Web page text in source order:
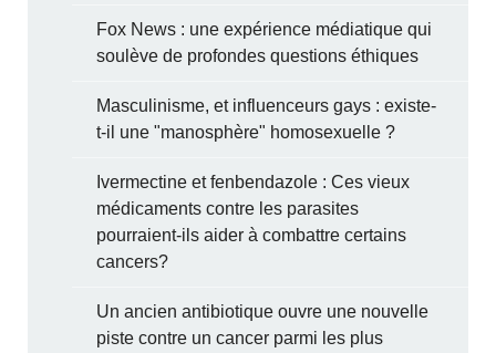
Fox News : une expérience médiatique qui
soulève de profondes questions éthiques
Masculinisme, et influenceurs gays : existe-
t-il une "manosphère" homosexuelle ?
Ivermectine et fenbendazole : Ces vieux
médicaments contre les parasites
pourraient-ils aider à combattre certains
cancers?
Un ancien antibiotique ouvre une nouvelle
piste contre un cancer parmi les plus